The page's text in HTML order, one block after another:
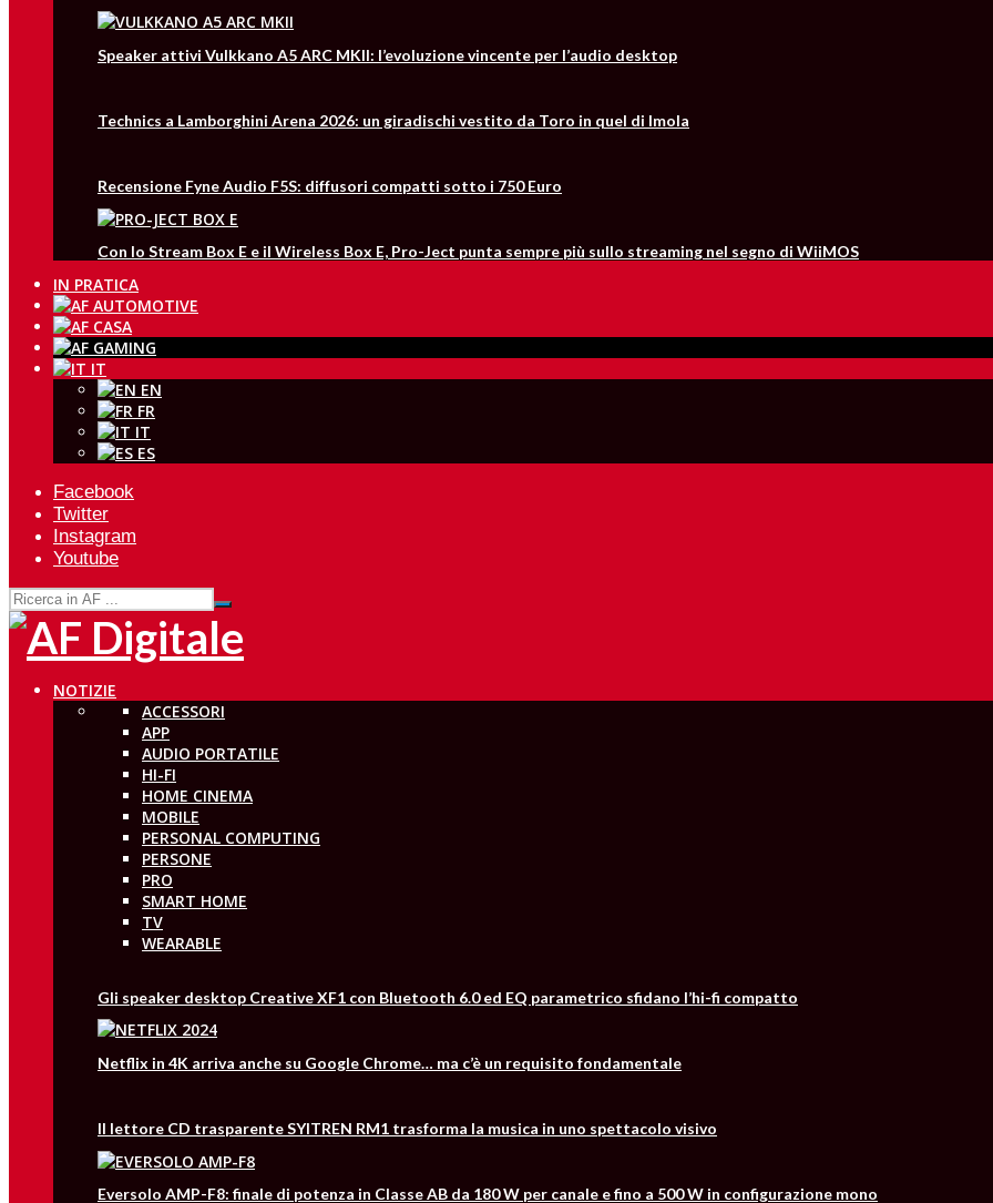
Speaker attivi Vulkkano A5 ARC MKII: l’evoluzione vincente per l’audio desktop
Technics a Lamborghini Arena 2026: un giradischi vestito da Toro in quel di Imola
Recensione Fyne Audio F5S: diffusori compatti sotto i 750 Euro
Con lo Stream Box E e il Wireless Box E, Pro-Ject punta sempre più sullo streaming nel segno di WiiMOS
IN PRATICA
IT
EN
FR
IT
ES
Facebook
Twitter
Instagram
Youtube
NOTIZIE
ACCESSORI
APP
AUDIO PORTATILE
HI-FI
HOME CINEMA
MOBILE
PERSONAL COMPUTING
PERSONE
PRO
SMART HOME
TV
WEARABLE
Gli speaker desktop Creative XF1 con Bluetooth 6.0 ed EQ parametrico sfidano l’hi-fi compatto
Netflix in 4K arriva anche su Google Chrome… ma c’è un requisito fondamentale
Il lettore CD trasparente SYITREN RM1 trasforma la musica in uno spettacolo visivo
Eversolo AMP-F8: finale di potenza in Classe AB da 180 W per canale e fino a 500 W in configurazione mono